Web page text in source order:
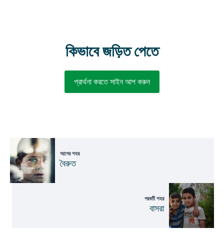
কিভাবে জড়িত পেতে
প্রার্থনা করতে সাইন আপ করুন
আগের শহর
বৈরুত
পরবর্তী শহর
বাসরা